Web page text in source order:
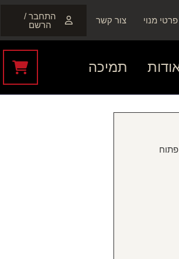
פרטי מנוי צור קשר
התחבר /
הרשם
תמיכה